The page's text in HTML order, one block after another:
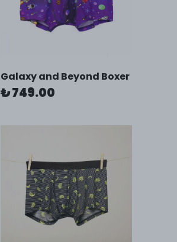
Galaxy and Beyond Boxer
₺ 749.00